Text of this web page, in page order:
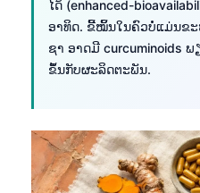
ໄດ້ (enhanced-
ອາທິດ. ຂີ້ໝິ້ນໃນຄົວບໍ່ແມ່ນຂ
ຊາ ອາດມີ curcuminoids
ຂຶ້ນກັບຜະລິດຕະພັນ.